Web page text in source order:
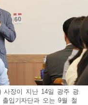
사장이 지난 14일 광주 광
입기자단과 오는 9월 철